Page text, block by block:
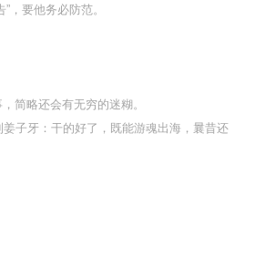
，要他务必防范。
简略还会有无穷的迷糊。
子牙：干的好了，既能游魂出海，曩昔还